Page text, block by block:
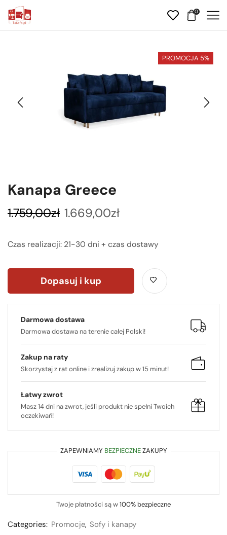
0
PROMOCJA 5%
Kanapa Greece
1.759,00zł 1.669,00zł
Czas realizacji: 21-30 dni + czas dostawy
Dopasuj i kup
Darmowa dostawa
Darmowa dostawa na terenie całej Polski!
Zakup na raty
Skorzystaj z rat online i zrealizuj zakup w 15 minut!
Łatwy zwrot
Masz 14 dni na zwrot, jeśli produkt nie spełni Twoich
oczekiwań!
ZAPEWNIAMY BEZPIECZNEZAKUPY
Twoje płatności są w100% bezpieczne
Categories: Promocje, Sofy i kanapy